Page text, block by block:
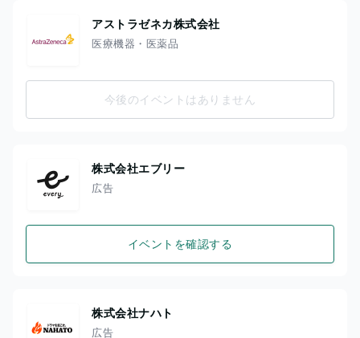
アストラゼネカ株式会社
医療機器・医薬品
今後のイベントはありません
株式会社エブリー
広告
イベントを確認する
株式会社ナハト
広告